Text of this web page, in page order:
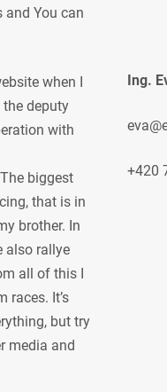
and You can
when I
deputy
with
biggest
that is in
brother. In
also rallye
all of this I
races. It’s
but try
media and
Ing.
+420